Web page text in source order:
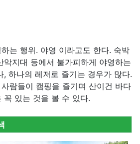
는 행위. 야영 이라고도 한다. 숙박
악지대 등에서 불가피하게 야영하는
, 하나의 레저로 즐기는 경우가 많다.
람들이 캠핑을 즐기며 산이건 바다
꼭 있는 것을 볼 수 있다.